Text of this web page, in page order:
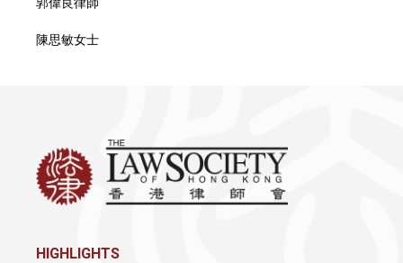
陳思敏女士
HIGHLIGHTS